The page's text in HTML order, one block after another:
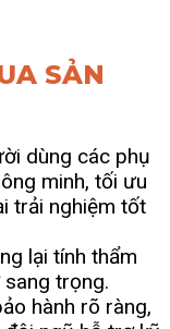
SẢN
dùng các phụ
minh, tối ưu
trải nghiệm tốt
lại tính thẩm
sang trọng.
hành rõ ràng,